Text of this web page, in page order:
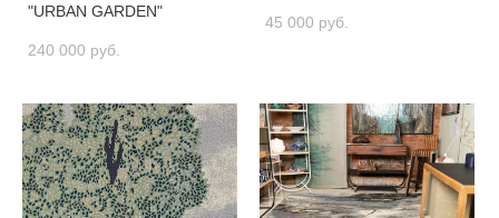
"URBAN GARDEN"
240 000 pуб.
45 000 pуб.